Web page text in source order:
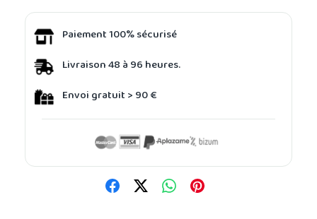
Paiement 100% sécurisé
Livraison 48 à 96 heures.
Envoi gratuit > 90 €